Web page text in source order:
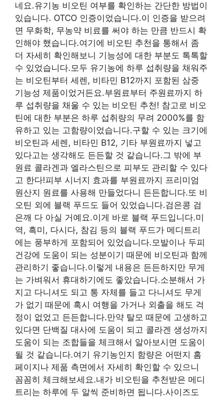
네요.유기농 비오틴 여부를 확인하는 간단한 방법이
있습니다. OTCO 인증이었습니다.이 인증을 받으려
면 무화학, 무농약 비료를 써야 하는 만큼 반드시 확
인해야 했습니다.여기에 비오틴 추천을 통해서 좀
더 자세히 확인해보니 기능성에 대한 부분도 톡톡할
수 있었습니다.모두 유기농에 하루 섭취량을 채워주
는 비오틴부터 세렌, 비타민 B12까지 포함된 삼중
기능성 제품이었거든요.부원료부터 주원료까지 하
루 섭취량을 채울 수 있는 비오틴 추천! 참고로 비오
틴에 대한 부분은 하루 섭취량의 무려 2000%를 함
유하고 있는 고함량이었습니다.구할 수 있는 크기에
비오틴과 세렌, 비타민 B12, 기타 부원료까지 넣고
있다고는 생각해도 든든할 것 같습니다.그 밖에 부
원료 콜라겐과 엘라스틴으로 피부도 관리할 수 있다
고 한다!피부 시너지 효과를 부원료까지 프리미엄
원산지 원료를 사용해 만들었다니 든든합니다.또 비
오틴 외에 블랙 푸드도 들어 있었습니다.검은콩 검
은깨 다 아실 거예요.이게 바로 블랙 푸드입니다.미
역, 흑미, 다시다, 참김 등의 블랙 푸드가 메디트리
에는 풍부하게 포함되어 있었습니다.모발이나 두피
건강에 도움이 되는 성분이기 때문에 비오틴과 함께
관리하기 좋습니다.이렇게 내용은 든든하지만 무게
는 가벼워서 휴대하기에도 좋았습니다.소분해서 가
지고 다니셔도 되고 통 자체를 들고 다니셔도 무게
가 없기 때문에 혹시 여행을 가거나 외출을 해도 걱
정이 없었고 든든합니다.만약 탈모 때문에 고생하고
있다면 단백질 대사에 도움이 되고 콜라겐 생성까지
도움이 되는 조합들을 체크해서 알아보시면 도움이
될 것 같습니다.여기 유기농인지 함량은 어떤지 홈
페이지나 제품 측면에서 자세히 확인할 수 있으니
꼼꼼히 체크해보세요.내가 비오틴을 추천받은 메디
트리는 하루에 두 알씩 준비하면 됩니다.사이즈도